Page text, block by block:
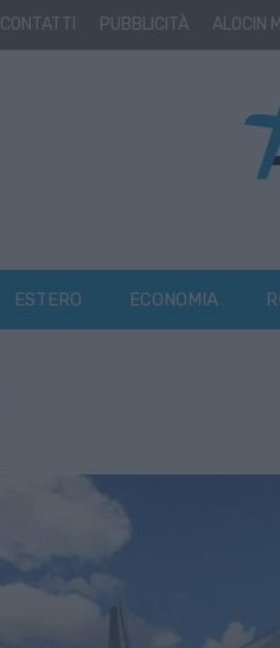
CONTATTI PUBBLICITÀ ALOCIN
ESTERO ECONOMIA